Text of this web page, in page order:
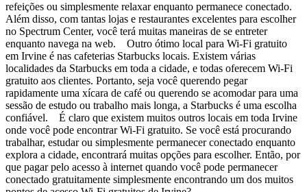
refeições ou simplesmente relaxar enquanto permanece conectado.
Além disso, com tantas lojas e restaurantes excelentes para escolher
no Spectrum Center, você terá muitas maneiras de se entreter
enquanto navega na web. Outro ótimo local para Wi-Fi gratuito
em Irvine é nas cafeterias Starbucks locais. Existem várias
localidades da Starbucks em toda a cidade, e todas oferecem Wi-Fi
gratuito aos clientes. Portanto, seja você querendo pegar
rapidamente uma xícara de café ou querendo se acomodar para uma
sessão de estudo ou trabalho mais longa, a Starbucks é uma escolha
confiável. É claro que existem muitos outros locais em toda Irvine
onde você pode encontrar Wi-Fi gratuito. Se você está procurando
trabalhar, estudar ou simplesmente permanecer conectado enquanto
explora a cidade, encontrará muitas opções para escolher. Então, por
que pagar pelo acesso à internet quando você pode permanecer
conectado gratuitamente simplesmente encontrando um dos muitos